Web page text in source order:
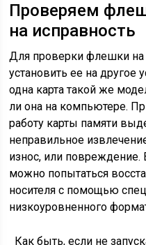
Проверяем
на исправность
Для проверки флешки на
установить ее на другое
одна карта такой же
ли она на компьютере.
работу карты памяти
неправильное
износ, или повреждение.
можно попытаться
носителя с помощью
низкоуровненного
Как быть, если не